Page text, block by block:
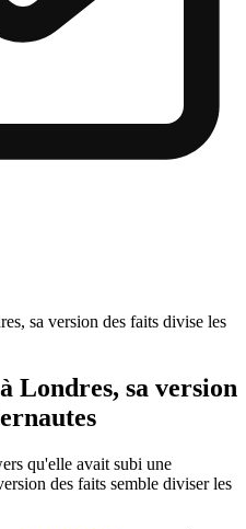
sa version des faits divise les
Londres, sa version
qu'elle avait subi une
des faits semble diviser les